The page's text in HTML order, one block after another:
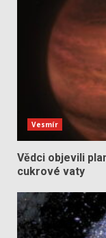
Vesmír
Vědci objevili
cukrové vaty